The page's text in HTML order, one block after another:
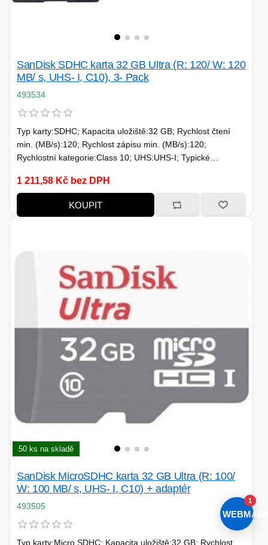
SanDisk SDHC karta 32 GB Ultra (R: 120/ W: 120
MB/ s, UHS- I, C10), 3- Pack
493534
Typ karty:SDHC; Kapacita uložiště:32 GB; Rychlost čtení
min. (MB/s):120; Rychlost zápisu min. (MB/s):120;
Rychlostní kategorie:Class 10; UHS:UHS-I; Typické
1 211,58 Kč bez DPH
KOUPIT
50 ks na skladě
SanDisk MicroSDHC karta 32 GB Ultra (R: 100/
W: 100 MB/ s, UHS- I, C10) + adaptér
493505
Typ karty:Micro SDHC; Kapacita uložiště:32 GB; Rychlost
AI →
1